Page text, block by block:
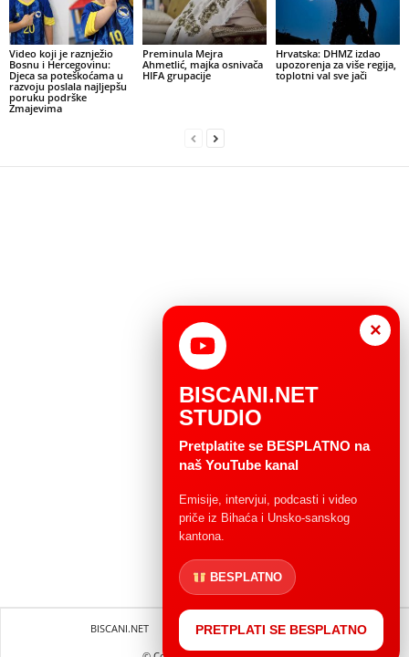
Video koji je raznježio
Bosnu i Hercegovinu:
Djeca sa poteškoćama u
razvoju poslala najljepšu
poruku podrške
Zmajevima
Preminula Mejra
Ahmetlić, majka osnivača
HIFA grupacije
Hrvatska: DHMZ izdao
upozorenja za više regija,
toplotni val sve jači
BISCANI.NET Impressum
Uvjeti korištenja
×
BISCANI.NET
STUDIO
Pretplatite se BESPLATNO na
naš YouTube kanal
Emisije, intervjui, podcasti i video
priče iz Bihaća i Unsko-sanskog
kantona.
BESPLATNO
PRETPLATI SE BESPLATNO